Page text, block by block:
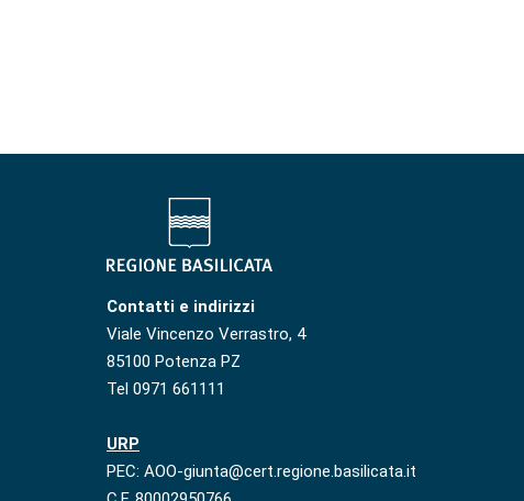
Contatti e indirizzi
Viale Vincenzo Verrastro, 4
85100 Potenza PZ
Tel 0971 661111
URP
PEC: AOO-giunta@cert.regione.basilicata.it